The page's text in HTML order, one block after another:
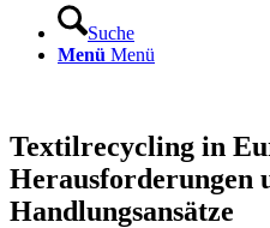
Suche
Menü Menü
Textilrecycling in
Herausforderungen
Handlungsansätze